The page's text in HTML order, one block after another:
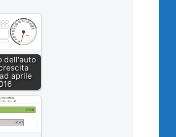
dell'auto
aprile